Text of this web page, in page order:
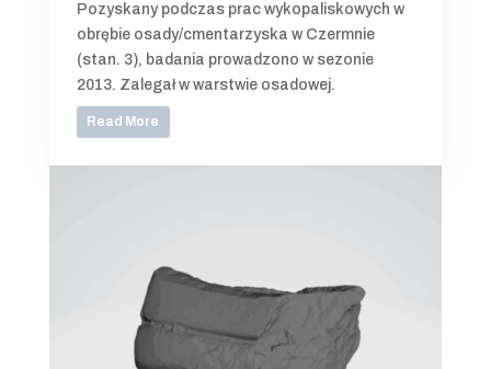
Pozyskany podczas prac wykopaliskowych w
obrębie osady/cmentarzyska w Czermnie
(stan. 3), badania prowadzono w sezonie
2013. Zalegał w warstwie osadowej.
Read More